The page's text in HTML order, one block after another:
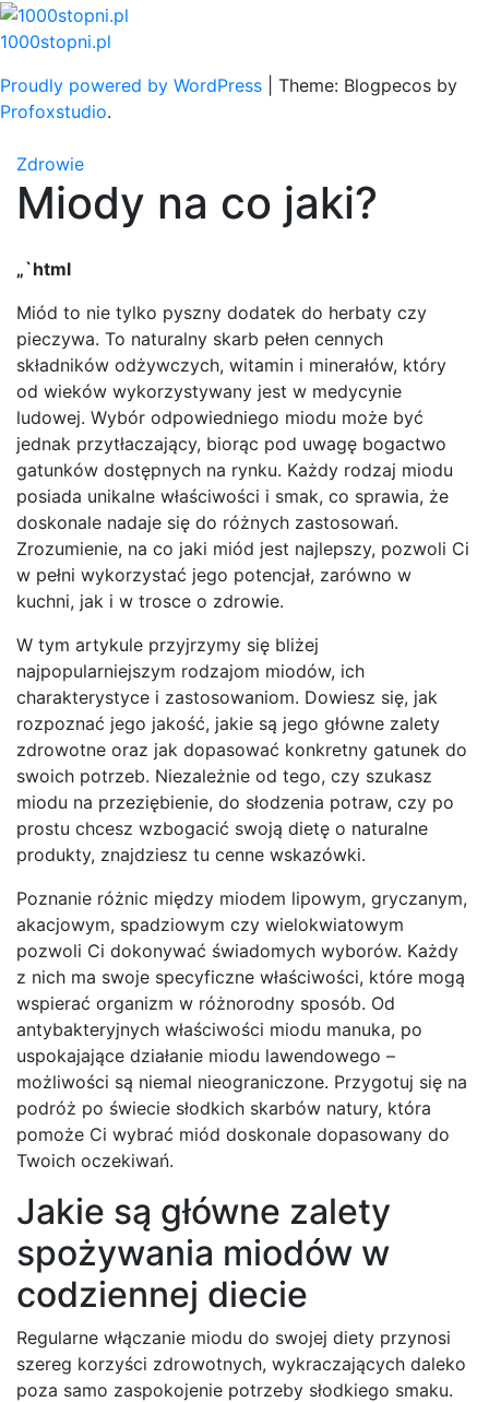
Skip
to
1000stopni.pl
Proudly powered by WordPress
Theme: Blogpecos by
Profoxstudio.
Zdrowie
Miody na co jaki?
„`html
Miód to nie tylko pyszny dodatek do herbaty czy
pieczywa. To naturalny skarb pełen cennych
składników odżywczych, witamin i minerałów, który
od wieków wykorzystywany jest w medycynie
ludowej. Wybór odpowiedniego miodu może być
jednak przytłaczający, biorąc pod uwagę bogactwo
gatunków dostępnych na rynku. Każdy rodzaj miodu
posiada unikalne właściwości i smak, co sprawia, że
doskonale nadaje się do różnych zastosowań.
Zrozumienie, na co jaki miód jest najlepszy, pozwoli Ci
w pełni wykorzystać jego potencjał, zarówno w
kuchni, jak i w trosce o zdrowie.
W tym artykule przyjrzymy się bliżej
najpopularniejszym rodzajom miodów, ich
charakterystyce i zastosowaniom. Dowiesz się, jak
rozpoznać jego jakość, jakie są jego główne zalety
zdrowotne oraz jak dopasować konkretny gatunek do
swoich potrzeb. Niezależnie od tego, czy szukasz
miodu na przeziębienie, do słodzenia potraw, czy po
prostu chcesz wzbogacić swoją dietę o naturalne
produkty, znajdziesz tu cenne wskazówki.
Poznanie różnic między miodem lipowym, gryczanym,
akacjowym, spadziowym czy wielokwiatowym
pozwoli Ci dokonywać świadomych wyborów. Każdy
z nich ma swoje specyficzne właściwości, które mogą
wspierać organizm w różnorodny sposób. Od
antybakteryjnych właściwości miodu manuka, po
uspokajające działanie miodu lawendowego –
możliwości są niemal nieograniczone. Przygotuj się na
podróż po świecie słodkich skarbów natury, która
pomoże Ci wybrać miód doskonale dopasowany do
Twoich oczekiwań.
Jakie są główne zalety
spożywania miodów w
codziennej diecie
Regularne włączanie miodu do swojej diety przynosi
szereg korzyści zdrowotnych, wykraczających daleko
poza samo zaspokojenie potrzeby słodkiego smaku.